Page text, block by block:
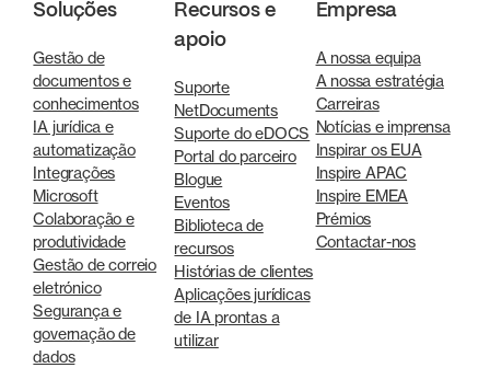
Soluções
Gestão de
documentos e
conhecimentos
IA jurídica e
automatização
Integrações
Microsoft
Colaboração e
produtividade
Gestão de correio
eletrónico
Segurança e
governação de
dados
Recursos e
apoio
Suporte
NetDocuments
Suporte do eDOCS
Portal do parceiro
Blogue
Eventos
Biblioteca de
recursos
Histórias de clientes
Aplicações jurídicas
de IA prontas a
utilizar
Empresa
A nossa equipa
A nossa estratégia
Carreiras
Notícias e imprensa
Inspirar os EUA
Inspire APAC
Inspire EMEA
Prémios
Contactar-nos